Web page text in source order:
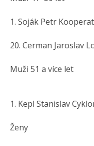
1. Soják Petr
20. Cerman Jaroslav
Muži 51 a více let
1. Kepl Stanislav
Ženy